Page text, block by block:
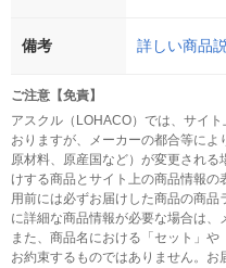
備考 詳しい商品
ご注意【免責】
アスクル（LOHACO）では、サイ
おりますが、メーカーの都合等によ
原材料、原産国など）が変更され
けする商品とサイト上の商品情報
用前には必ずお届けした商品の商
に詳細な商品情報が必要な場合は、
また、商品名における「セット」
お約束するものではありません。